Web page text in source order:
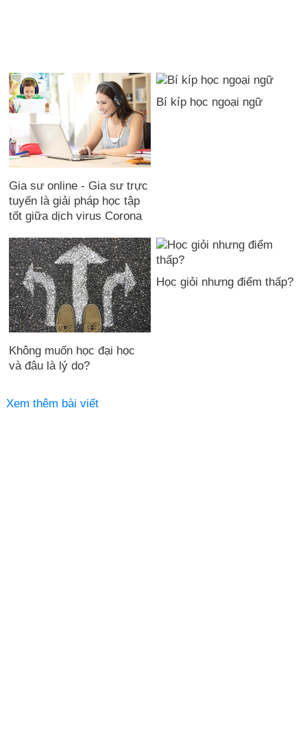
Gia sư online - Gia sư trực
tuyến là giải pháp học tập
tốt giữa dịch virus Corona
Bí kíp học ngoại ngữ
Không muốn học đại học
và đâu là lý do?
Học giỏi nhưng điểm thấp?
Xem thêm bài viết